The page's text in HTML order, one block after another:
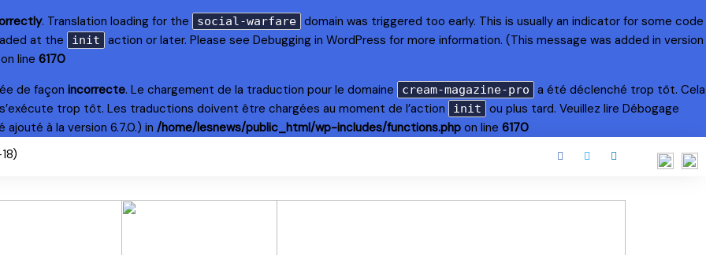
. Translation loading for the social-warfare domain was triggered too early. This is usually an indicator for some code
at the
init action or later. Please see Debugging in WordPress for more information. (This message was added in version
line 6170
de façon incorrecte. Le chargement de la traduction pour le domaine cream-magazine-pro
a été déclenché trop tôt. Cela
trop tôt. Les traductions doivent être chargées au moment de l’action
init ou plus tard. Veuillez lire Débogage
à la version 6.7.0.) in /home/lesnews/public_html/wp-includes/functions.php on line 6170